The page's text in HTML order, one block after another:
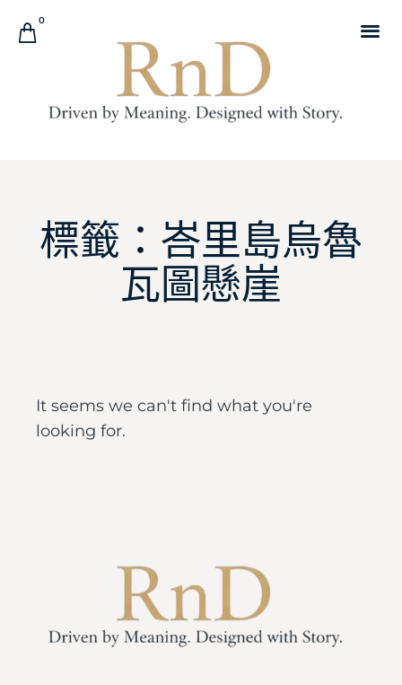
0
標籤：峇里島烏魯
瓦圖懸崖
It seems we can't find what you're
looking for.